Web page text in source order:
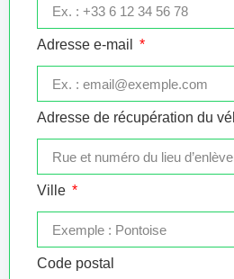
Adresse e-mail
Adresse de récupération du
Ville
Code postal